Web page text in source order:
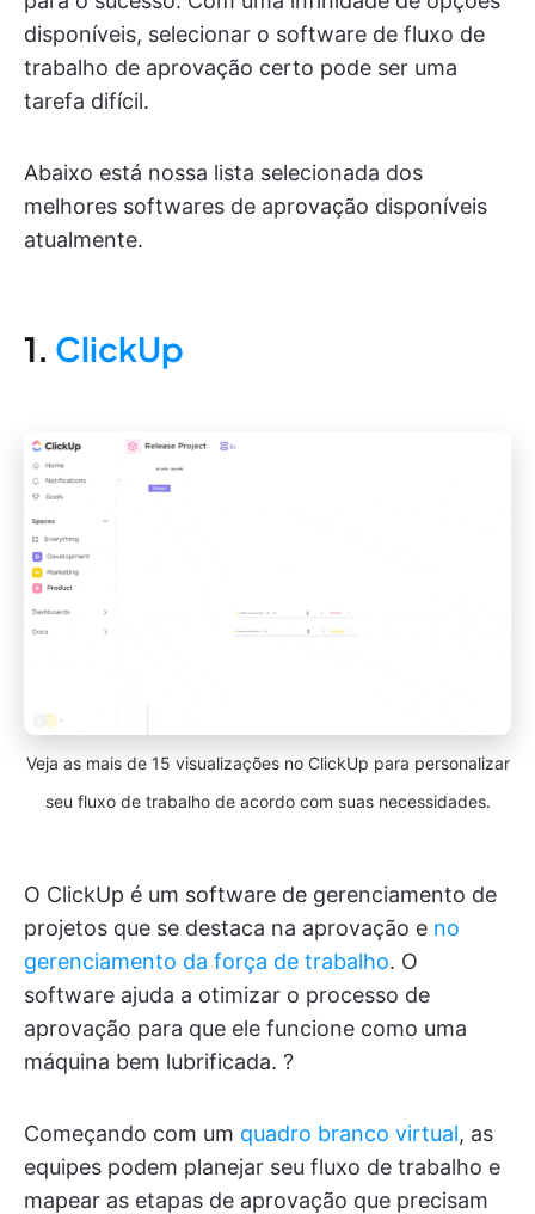
disponíveis, selecionar o software de fluxo de
trabalho de aprovação certo pode ser uma
tarefa difícil.
Abaixo está nossa lista selecionada dos
melhores softwares de aprovação disponíveis
atualmente.
1. ClickUp
Veja as mais de 15 visualizações no ClickUp para personalizar
seu fluxo de trabalho de acordo com suas necessidades.
O ClickUp é um software de gerenciamento de
projetos que se destaca na aprovação e no
gerenciamento da força de trabalho. O
software ajuda a otimizar o processo de
aprovação para que ele funcione como uma
máquina bem lubrificada. ?️
Começando com um quadro branco virtual, as
equipes podem planejar seu fluxo de trabalho e
mapear as etapas de aprovação que precisam